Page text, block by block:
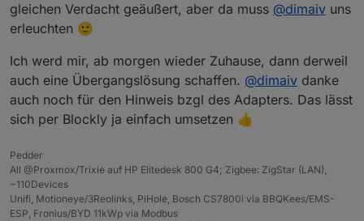
gleichen Verdacht geäußert, aber da muss @dimaiv uns
erleuchten 🙂
Ich werd mir, ab morgen wieder Zuhause, dann derweil
auch eine Übergangslösung schaffen. @dimaiv danke
auch noch für den Hinweis bzgl des Adapters. Das lässt
sich per Blockly ja einfach umsetzen 👍
Pedder
All @Proxmox/Trixie auf HP Elitedesk 800 G4; Zigbee: ZigStar (LAN),
~110Devices
Unifi, Motioneye/3Reolinks, PiHole, Bosch CS7800i via BBQKees/EMS-
ESP, Fronius/BYD 11kWp via Modbus